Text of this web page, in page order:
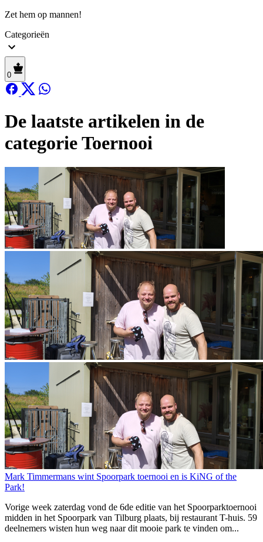
Zet hem op mannen!
Categorieën
0
De laatste artikelen in de
categorie Toernooi
Mark Timmermans wint Spoorpark toernooi en is KiNG of the
Park!
Vorige week zaterdag vond de 6de editie van het Spoorparktoernooi
midden in het Spoorpark van Tilburg plaats, bij restaurant T-huis. 59
deelnemers wisten hun weg naar dit mooie park te vinden om...